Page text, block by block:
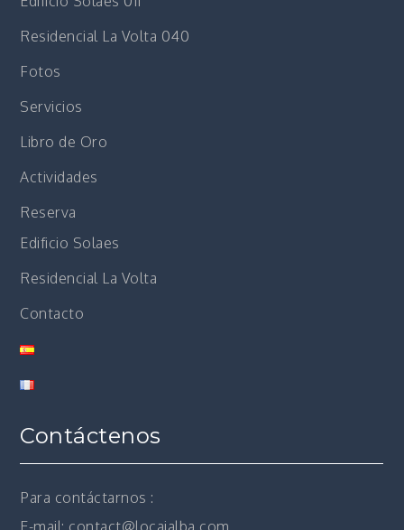
Residencial La Volta 040
Fotos
Servicios
Libro de Oro
Actividades
Reserva
Edificio Solaes
Residencial La Volta
Contacto
Contáctenos
Para contáctarnos :
E-mail: contact@locajalba.com